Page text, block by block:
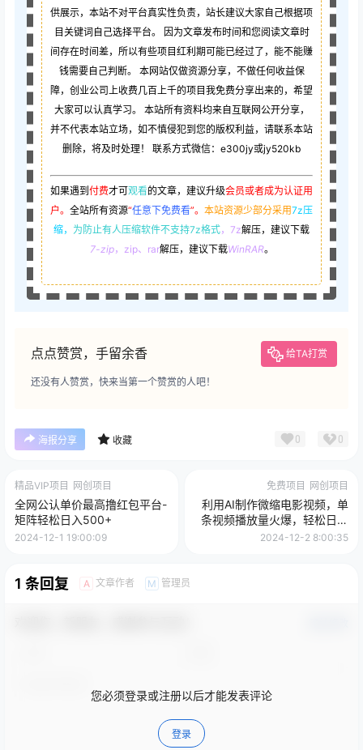
供展示，本站不对平台真实性负责，站长建议大家自己根据项
目关键词自己选择平台。 因为文章发布时间和您阅读文章时
间存在时间差，所以有些项目红利期可能已经过了，能不能赚
钱需要自己判断。 本网站仅做资源分享，不做任何收益保
障，创业公司上收费几百上千的项目我免费分享出来的，希望
大家可以认真学习。 本站所有资料均来自互联网公开分享，
并不代表本站立场，如不慎侵犯到您的版权利益，请联系本站
删除，将及时处理！ 联系方式微信：e300jy或jy520kb
如果遇到 付费才可观看的文章，建议升级会员或者成为认证用
户。 全站所有资源“任意下免费看”。 本站资源少部分采用7z压
缩， 为防止有人压缩软件不支持7z格式，7z解压，建议下载
7-zip，zip、rar解压，建议下载WinRAR。
点点赞赏，手留余香 给TA打赏
还没有人赞赏，快来当第一个赞赏的人吧！
海报分享 收藏 0 0
精品VIP项目 网创项目
全网公认单价最高撸红包平台-
矩阵轻松日入500+
2024-12-1 19:00:09
免费项目 网创项目
利用AI制作微缩电影视频，单
条视频播放量火爆，轻松日变
现几百不是问题
2024-12-2 8:00:35
1 条回复 A 文章作者 M 管理员
您必须登录或注册以后才能发表评论
登录